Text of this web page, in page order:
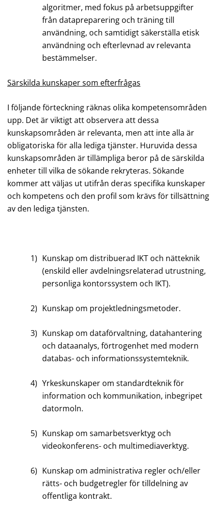
algoritmer, med fokus på arbetsuppgifter
från datapreparering och träning till
användning, och samtidigt säkerställa etisk
användning och efterlevnad av relevanta
bestämmelser.
Särskilda kunskaper som efterfrågas
I följande förteckning räknas olika kompetensområden
upp. Det är viktigt att observera att dessa
kunskapsområden är relevanta, men att inte alla är
obligatoriska för alla lediga tjänster. Huruvida dessa
kunskapsområden är tillämpliga beror på de särskilda
enheter till vilka de sökande rekryteras. Sökande
kommer att väljas ut utifrån deras specifika kunskaper
och kompetens och den profil som krävs för tillsättning
av den lediga tjänsten.
1) Kunskap om distribuerad IKT och nätteknik
(enskild eller avdelningsrelaterad utrustning,
personliga kontorssystem och IKT).
2) Kunskap om projektledningsmetoder.
3) Kunskap om dataförvaltning, datahantering
och dataanalys, förtrogenhet med modern
databas- och informationssystemteknik.
4) Yrkeskunskaper om standardteknik för
information och kommunikation, inbegripet
datormoln.
5) Kunskap om samarbetsverktyg och
videokonferens- och multimediaverktyg.
6) Kunskap om administrativa regler och/eller
rätts- och budgetregler för tilldelning av
offentliga kontrakt.